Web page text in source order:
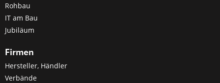
Rohbau
IT am Bau
Jubiläum
Firmen
Hersteller, Händler
Verbände